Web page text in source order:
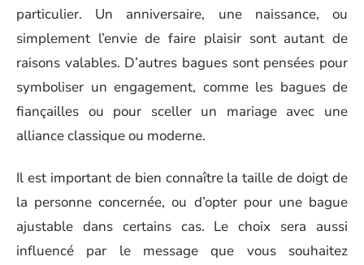
particulier. Un anniversaire, une naissance, ou
simplement l’envie de faire plaisir sont autant de
raisons valables. D’autres bagues sont pensées pour
symboliser un engagement, comme les bagues de
fiançailles ou pour sceller un mariage avec une
alliance classique ou moderne.
Il est important de bien connaître la taille de doigt de
la personne concernée, ou d’opter pour une bague
ajustable dans certains cas. Le choix sera aussi
influencé par le message que vous souhaitez